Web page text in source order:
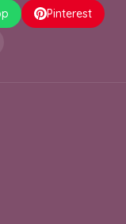
Pinterest